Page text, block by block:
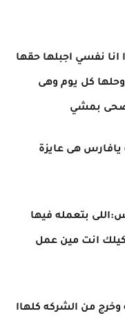
نفسي اجبلها حقها
كل يوم وهى
بمشي
هى عايزة
بتعمله فيها
انت مين عمل
من الشركه كلهاا